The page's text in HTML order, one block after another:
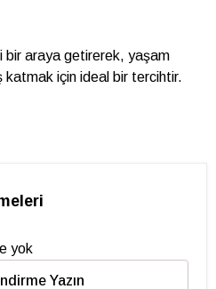
bir araya getirerek, yaşam
katmak için ideal bir tercihtir.
yok
Yazın